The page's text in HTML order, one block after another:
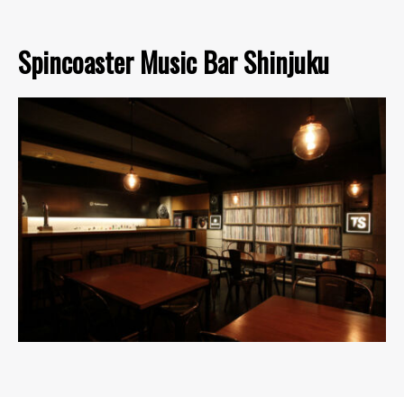
Spincoaster Music Bar Shinjuku